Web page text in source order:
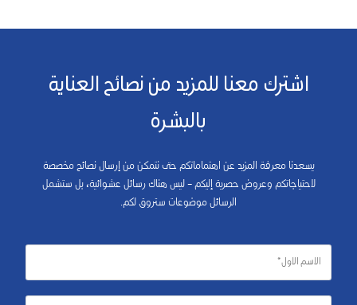
اشترك معنا للمزيد من نصائح العناية
بالبشرة
يسعدنا معرفة المزيد عن اهتماماتكم حتى نتمكن من إرسال نصائح مخصصة
لاحتياجاتكم وعروض حصرية إليكم – ليس هناك رسائل عشوائية، بل ستشمل
الرسائل موضوعات ستروق لكم.